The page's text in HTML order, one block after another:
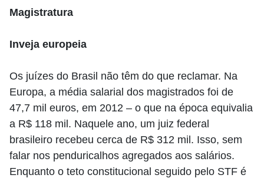
Magistratura
Inveja europeia
Os juízes do Brasil não têm do que reclamar. Na
Europa, a média salarial dos magistrados foi de
47,7 mil euros, em 2012 – o que na época equivalia
a R$ 118 mil. Naquele ano, um juiz federal
brasileiro recebeu cerca de R$ 312 mil. Isso, sem
falar nos penduricalhos agregados aos salários.
Enquanto o teto constitucional seguido pelo STF é